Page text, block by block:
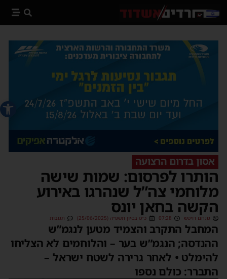
פתח
אסון בדרום הרצועה
הותרו לפרסום: שמות שישה
מלוחמי צה”ל שנהרגו באירוע
הקשה בחאן יונס
מנחם דויטש 07:28 כ״ט בסיון תשפ״ה (25/06/2025) תגובות
המחבל התקרב והצמיד מטען לנגמ”ש
ההנדסה; הנגמ”ש בער – והלוחמים לא הצליחו
להימלט • לאחר גרירה לשטח ישראל –
התברר: כולם נספו